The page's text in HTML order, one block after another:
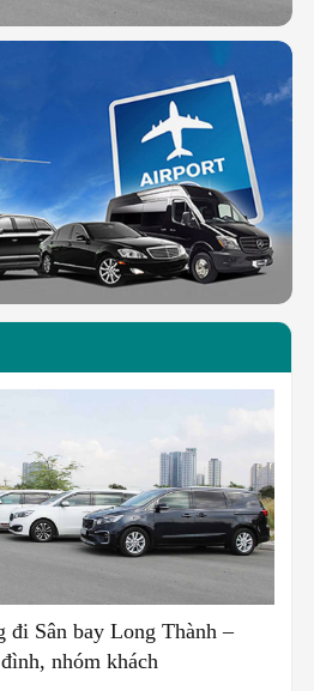
Thành – Đi Ngay, Giá Rẻ, Không
–
Taxi Sân Bay
Phục Vụ Liên